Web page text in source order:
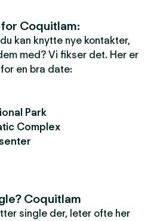
Coquitlam:
kan knytte nye kontakter,
med? Vi fikser det. Her er
en bra date:
Park
Complex
Coquitlam
single der, leter ofte her